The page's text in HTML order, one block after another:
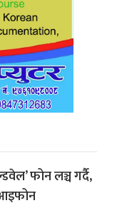
फोन लञ्च गर्दै,